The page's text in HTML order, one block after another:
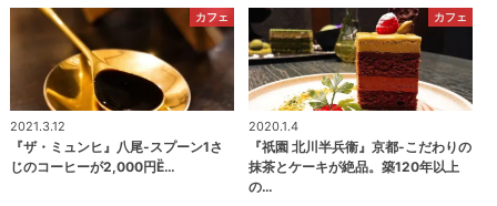
カフェ
2021.3.12
『ザ・ミュンヒ』八尾-スプーン1さ
じのコーヒーが2,000円Ȅ…
カフェ
2020.1.4
『祇園 北川半兵衞』京都-こだわりの
抹茶とケーキが絶品。築120年以上
の…